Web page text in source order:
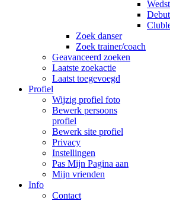
Zoek danser
Zoek trainer/coach
Geavanceerd zoeken
Laatste zoekactie
Laatst toegevoegd
Profiel
Wijzig profiel foto
Bewerk persoons
profiel
Bewerk site profiel
Privacy
Instellingen
Pas Mijn Pagina aan
Mijn vrienden
Info
Contact